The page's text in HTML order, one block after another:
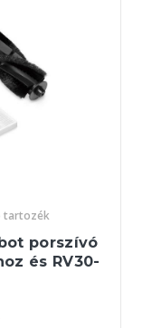
tartozék
porszívó
és RV30-